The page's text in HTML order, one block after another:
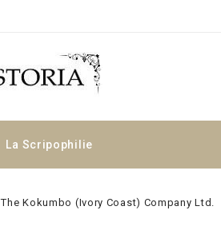
La Scripophilie
The Kokumbo (Ivory Coast) Company Ltd.